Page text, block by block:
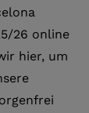
26 online
hier, um